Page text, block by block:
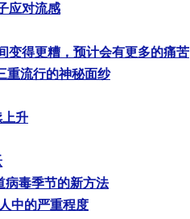
应对流感
变得更糟，预计会有更多的痛苦
重流行的神秘面纱
升
毒季节的新方法
中的严重程度